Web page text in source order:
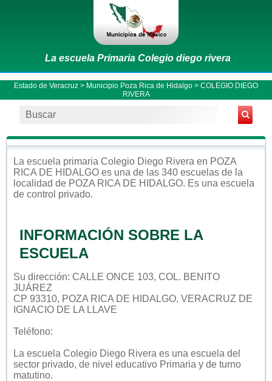
La escuela Primaria Colegio diego rivera
Estado de Veracruz > Municipio Poza Rica de Hidalgo > COLEGIO DIEGO
RIVERA
La escuela primaria Colegio Diego Rivera en POZA
RICA DE HIDALGO es una de las 340 escuelas de la
localidad de POZA RICA DE HIDALGO. Es una escuela
de control privado.
INFORMACIÓN SOBRE LA
ESCUELA
Su dirección: CALLE ONCE 103, COL. BENITO
JUÁREZ
CP 93310, POZA RICA DE HIDALGO, VERACRUZ DE
IGNACIO DE LA LLAVE
Teléfono:
La escuela Colegio Diego Rivera es una escuela del
sector privado, de nivel educativo Primaria y de turno
matutino.